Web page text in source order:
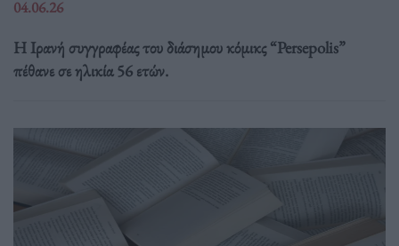
04.06.26
Η Ιρανή συγγραφέας του διάσημου κόμικς “Persepolis”
πέθανε σε ηλικία 56 ετών.